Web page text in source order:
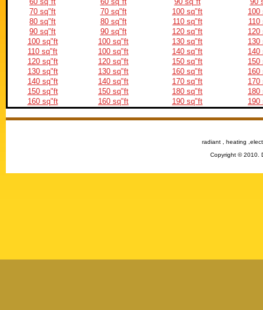
70 sq"ft
70 sq"ft 100 sq"ft
100
80 sq"ft
80 sq"ft 110 sq"ft
110
90 sq"ft
90 sq"ft 120 sq"ft
120
100 sq"ft
100 sq"ft 130 sq"ft
130
110 sq"ft
100 sq"ft 140 sq"ft
140
120 sq"ft
120 sq"ft 150 sq"ft
150
130 sq"ft
130 sq"ft 160 sq"ft
160
140 sq"ft
140 sq"ft 170 sq"ft
170
150 sq"ft
150 sq"ft 180 sq"ft
180
160 sq"ft
160 sq"ft 190 sq"ft 190
radiant , heating
Copyright © 2010.